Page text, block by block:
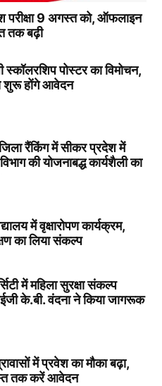
परीक्षा 9 अगस्त को, ऑफलाइन
तक बढ़ी
पोस्टर का विमोचन,
होंगे आवेदन
रैंकिंग में सीकर प्रदेश में
की योजनाबद्ध कार्यशैली का
में वृक्षारोपण कार्यक्रम,
का लिया संकल्प
में महिला सुरक्षा संकल्प
के.बी. वंदना ने किया जागरूक
में प्रवेश का मौका बढ़ा,
तक करें आवेदन